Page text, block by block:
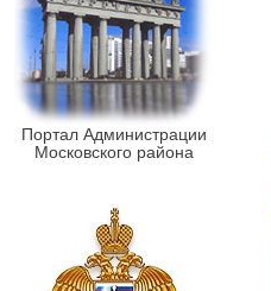
Портал Администрации
Московского района